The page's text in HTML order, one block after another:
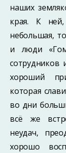
наших
края. К ней,
небольшая,
и люди
сотрудников
хороший
которая
во дни
всё же
неудач,
хорошо